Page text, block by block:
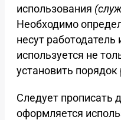
использования
Необходимо
несут работодатель
используется не
установить
Следует прописать
оформляется